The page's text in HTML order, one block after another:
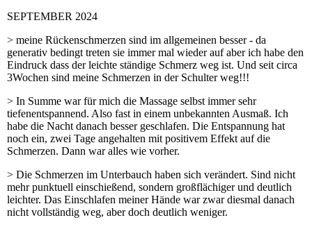
SEPTEMBER 2024
> meine Rückenschmerzen sind im allgemeinen besser - da
generativ bedingt treten sie immer mal wieder auf aber ich habe den
Eindruck dass der leichte ständige Schmerz weg ist. Und seit circa
3Wochen sind meine Schmerzen in der Schulter weg!!!
> In Summe war für mich die Massage selbst immer sehr
tiefenentspannend. Also fast in einem unbekannten Ausmaß. Ich
habe die Nacht danach besser geschlafen. Die Entspannung hat
noch ein, zwei Tage angehalten mit positivem Effekt auf die
Schmerzen. Dann war alles wie vorher.
> Die Schmerzen im Unterbauch haben sich verändert. Sind nicht
mehr punktuell einschießend, sondern großflächiger und deutlich
leichter. Das Einschlafen meiner Hände war zwar diesmal danach
nicht vollständig weg, aber doch deutlich weniger.